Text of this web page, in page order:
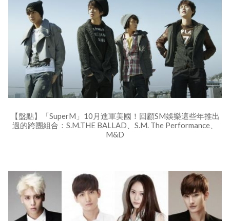
【盤點】「SuperM」10月進軍美國！回顧SM娛樂這些年推出
過的跨團組合：S.M.THE BALLAD、S.M. The Performance、
M&D